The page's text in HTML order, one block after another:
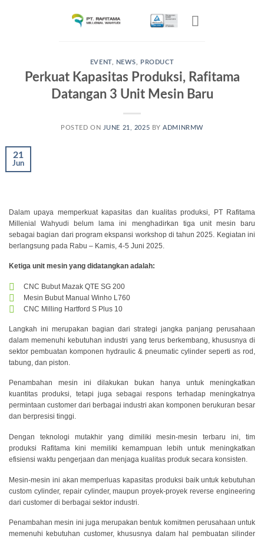
EVENT, NEWS PRODUCT
Perkuat Kapasitas Produksi, Rafitama
Datangan 3 Unit Mesin Baru
POSTED ON JUNE 21, 2025 BYADMINRMW
21
Jun
Dalam upaya memperkuat kapasitas dan kualitas produksi, PT Rafitama
Millenial Wahyudi belum lama ini menghadirkan tiga unit mesin baru
sebagai bagian dari program ekspansi workshop di tahun 2025. Kegiatan ini
berlangsung pada Rabu – Kamis, 4-5 Juni 2025.
Ketiga unit mesin yang didatangkan adalah:
CNC Bubut Mazak QTE SG 200
Mesin Bubut Manual Winho L760
CNC Milling Hartford S Plus 10
Langkah ini merupakan bagian dari strategi jangka panjang perusahaan
dalam memenuhi kebutuhan industri yang terus berkembang, khususnya di
sektor pembuatan komponen hydraulic & pneumatic cylinder seperti as rod,
tabung, dan piston.
Penambahan mesin ini dilakukan bukan hanya untuk meningkatkan
kuantitas produksi, tetapi juga sebagai respons terhadap meningkatnya
permintaan customer dari berbagai industri akan komponen berukuran besar
dan berpresisi tinggi.
Dengan teknologi mutakhir yang dimiliki mesin-mesin terbaru ini, tim
produksi Rafitama kini memiliki kemampuan lebih untuk meningkatkan
efisiensi waktu pengerjaan dan menjaga kualitas produk secara konsisten.
Mesin-mesin ini akan memperluas kapasitas produksi baik untuk kebutuhan
custom cylinder, repair cylinder, maupun proyek-proyek reverse engineering
dari customer di berbagai sektor industri.
Penambahan mesin ini juga merupakan bentuk komitmen perusahaan untuk
memenuhi kebutuhan customer, khususnya dalam hal pembuatan silinder